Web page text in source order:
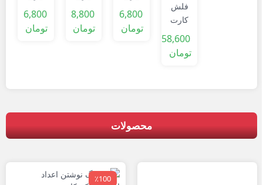
فلش
کارت
انگلیسی
58,600
تومان
حروف
زبان
انگلیسی
6,800
تومان
زبان
انگلیسی
(حیوانات)
8,800
تومان
مشاغل
زبان
انگلیسی
6,800
تومان
محصولات
٪100